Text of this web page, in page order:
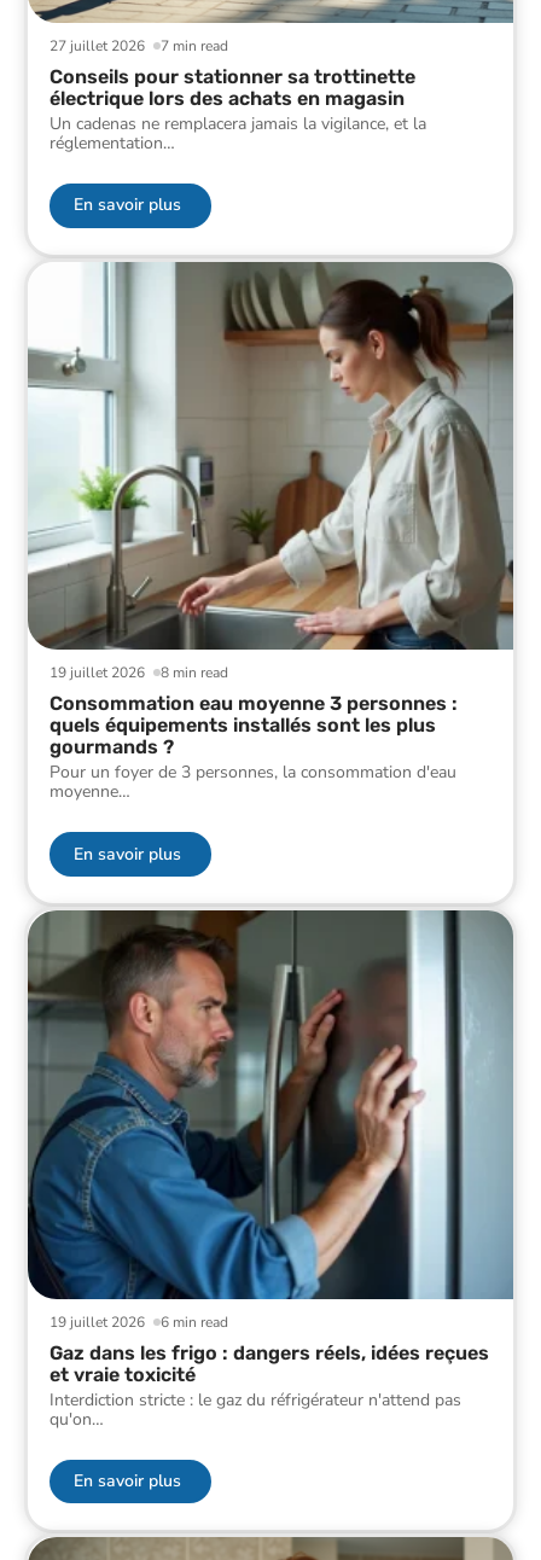
7 min read
27 juillet 2026
Conseils pour stationner sa trottinette
électrique lors des achats en magasin
Un cadenas ne remplacera jamais la vigilance, et la
réglementation…
En savoir plus
8 min read
19 juillet 2026
Consommation eau moyenne 3 personnes :
quels équipements installés sont les plus
gourmands ?
Pour un foyer de 3 personnes, la consommation d'eau
moyenne…
En savoir plus
6 min read
19 juillet 2026
Gaz dans les frigo : dangers réels, idées reçues
et vraie toxicité
Interdiction stricte : le gaz du réfrigérateur n'attend pas
qu'on…
En savoir plus